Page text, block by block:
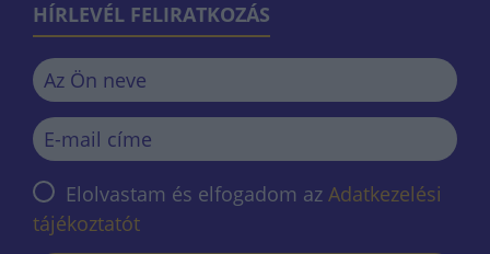
HÍRLEVÉL FELIRATKOZÁS
Elolvastam és elfogadom az Adatkezelési
tájékoztatót